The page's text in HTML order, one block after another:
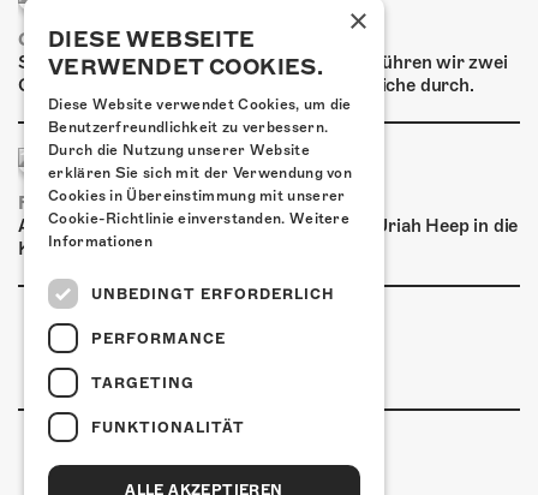
SHOP
MITMACHEN
GRAFFITI-WORKSHOPS
Spray dein eigenes Graffiti! Im September führen wir zwei
Graffiti-Workshops für Kinder und Jugendliche durch.
FRISCH BESTÄTIGT: URIAH HEEP
Am Sonntag, 15. November 2026 kommen Uriah Heep in die
Kulturfabrik Kofmehl!
×
DIESE WEBSEITE
VERWENDET COOKIES.
Diese Website verwendet Cookies, um die
Benutzerfreundlichkeit zu verbessern.
Durch die Nutzung unserer Website
erklären Sie sich mit der Verwendung von
Cookies in Übereinstimmung mit unserer
Cookie-Richtlinie einverstanden. Weitere
Informationen
UNBEDINGT ERFORDERLICH
PERFORMANCE
TARGETING
FUNKTIONALITÄT
ALLE AKZEPTIEREN